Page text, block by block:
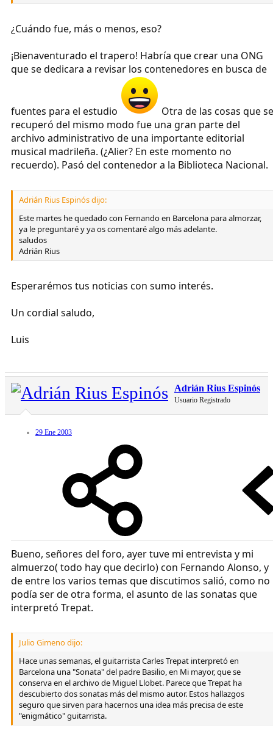
¿Cuándo fue, más o menos, eso?
¡Bienaventurado el trapero! Habría que crear una ONG
que se dedicara a revisar los contenedores en busca de
fuentes para el estudio
Otra de las cosas que se
recuperó del mismo modo fue una gran parte del
archivo administrativo de una importante editorial
musical madrileña. (¿Alier? En este momento no
recuerdo). Pasó del contenedor a la Biblioteca Nacional.
Adrián Rius Espinós dijo:
Este martes he quedado con Fernando en Barcelona para almorzar,
ya le preguntaré y ya os comentaré algo más adelante.
saludos
Adrián Rius
Esperarémos tus noticias con sumo interés.
Un cordial saludo,
Luis
Adrián Rius Espinós
Usuario Registrado
29 Ene 2003
Bueno, señores del foro, ayer tuve mi entrevista y mi
almuerzo( todo hay que decirlo) con Fernando Alonso, y
de entre los varios temas que discutimos salió, como no
podía ser de otra forma, el asunto de las sonatas que
interpretó Trepat.
Julio Gimeno dijo:
Hace unas semanas, el guitarrista Carles Trepat interpretó en
Barcelona una "Sonata" del padre Basilio, en Mi mayor, que se
conserva en el archivo de Miguel Llobet. Parece que Trepat ha
descubierto dos sonatas más del mismo autor. Estos hallazgos
seguro que sirven para hacernos una idea más precisa de este
"enigmático" guitarrista.